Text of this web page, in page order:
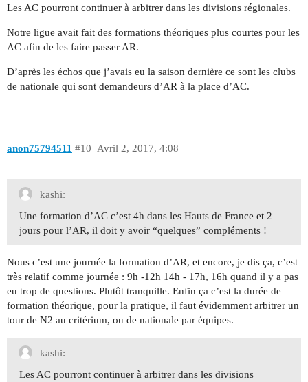
Les AC pourront continuer à arbitrer dans les divisions régionales.
Notre ligue avait fait des formations théoriques plus courtes pour les
AC afin de les faire passer AR.
D’après les échos que j’avais eu la saison dernière ce sont les clubs
de nationale qui sont demandeurs d’AR à la place d’AC.
anon75794511 Avril 2, 2017, 4:08
#10
kashi:
Une formation d’AC c’est 4h dans les Hauts de France et 2
jours pour l’AR, il doit y avoir “quelques” compléments !
Nous c’est une journée la formation d’AR, et encore, je dis ça, c’est
très relatif comme journée : 9h -12h 14h - 17h, 16h quand il y a pas
eu trop de questions. Plutôt tranquille. Enfin ça c’est la durée de
formation théorique, pour la pratique, il faut évidemment arbitrer un
tour de N2 au critérium, ou de nationale par équipes.
kashi:
Les AC pourront continuer à arbitrer dans les divisions